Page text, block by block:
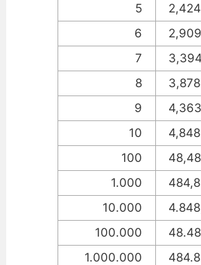
5
6
7
8
9
10
100
1.000
10.000
100.000
1.000.000